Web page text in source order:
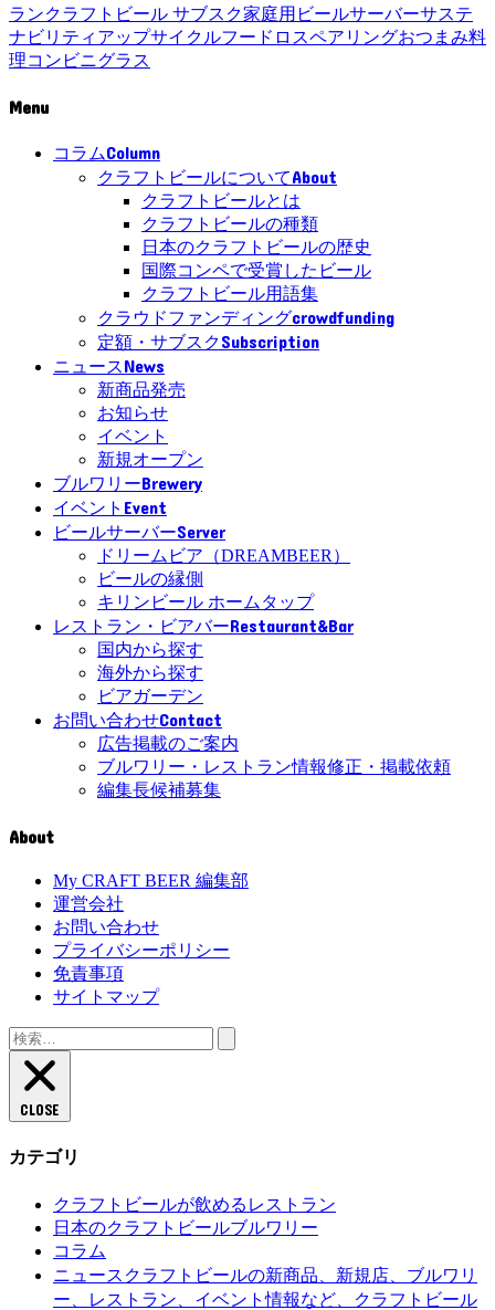
ランクラフトビール サブスク家庭用ビールサーバーサステ
ナビリティ アップサイクルフードロスペアリングおつまみ料
理コンビニグラス
Menu
コラムColumn
クラフトビールについてAbout
クラフトビールとは
クラフトビールの種類
日本のクラフトビールの歴史
国際コンペで受賞したビール
クラフトビール用語集
クラウドファンディングcrowdfunding
定額・サブスクSubscription
ニュースNews
新商品発売
お知らせ
イベント
新規オープン
ブルワリーBrewery
イベント Event
ビールサーバーServer
ドリームビア（DREAMBEER）
ビールの縁側
キリンビール ホームタップ
レストラン・ビアバーRestaurant&Bar
国内から探す
海外から探す
ビアガーデン
お問い合わせContact
広告掲載のご案内
ブルワリー・レストラン情報修正・掲載依頼
編集長候補募集
About
My CRAFT BEER 編集部
運営会社
お問い合わせ
プライバシーポリシー
免責事項
サイトマップ
検
索:
CLOSE
カテゴリ
クラフトビールが飲めるレストラン
日本のクラフトビールブルワリー
コラム
ニュース クラフトビールの新商品、新規店、ブルワリ
ー、レストラン、イベント情報など、クラフトビール